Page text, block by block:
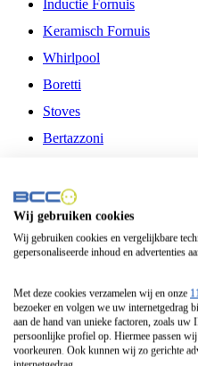
Inductie Fornuis
Keramisch Fornuis
Whirlpool
Boretti
Stoves
Bertazzoni
Fitelli
Airfryer
Frituurpan
Contactgrill
Broodbakmachine
Broodrooster
Wij gebruiken cookies
Wij gebruiken cookies en vergelijkbare
gepersonaliseerde inhoud en advertenties
Met deze cookies verzamelen wij en onze
bezoeker en volgen we uw internetgedrag
aan de hand van unieke factoren, zoals
persoonlijke profiel op. Hiermee passen
voorkeuren. Ook kunnen wij zo gerichte